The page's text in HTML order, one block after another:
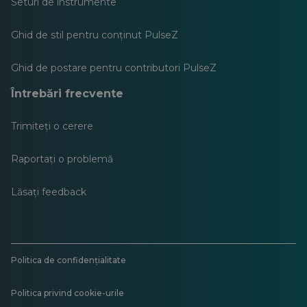
Ghid de stil pentru conținut PulseZ
Ghid de postare pentru contributori PulseZ
Întrebări frecvente
Trimiteți o cerere
Raportați o problemă
Lăsați feedback
Politica de confidențialitate
Politica privind cookie-urile